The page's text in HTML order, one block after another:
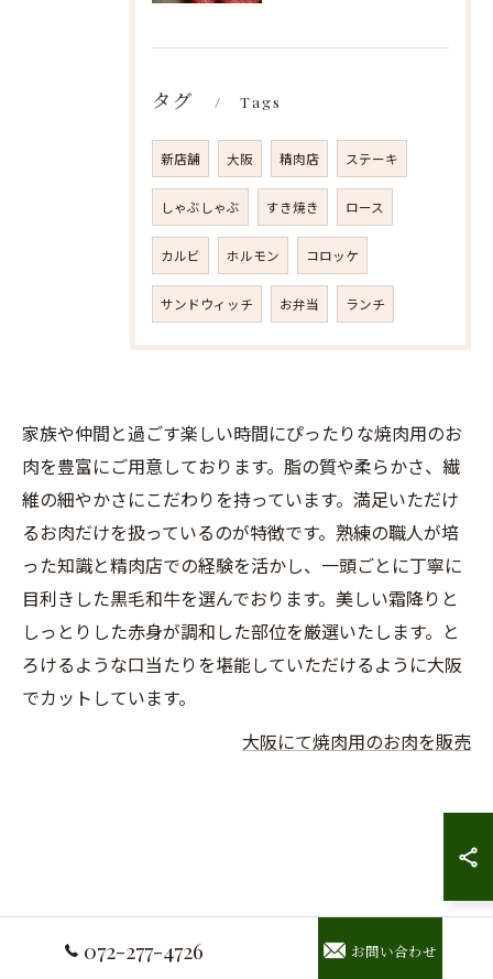
タグ Tags
新店舗 大阪 精肉店 ステーキ
しゃぶしゃぶ すき焼き ロース
カルビ ホルモン コロッケ
サンドウィッチ お弁当 ランチ
家族や仲間と過ごす楽しい時間にぴったりな焼肉用のお
肉を豊富にご用意しております。脂の質や柔らかさ、繊
維の細やかさにこだわりを持っています。満足いただけ
るお肉だけを扱っているのが特徴です。熟練の職人が培
った知識と精肉店での経験を活かし、一頭ごとに丁寧に
目利きした黒毛和牛を選んでおります。美しい霜降りと
しっとりした赤身が調和した部位を厳選いたします。と
ろけるような口当たりを堪能していただけるように大阪
でカットしています。
大阪にて焼肉用のお肉を販売
072-277-4726 お問い合わせ